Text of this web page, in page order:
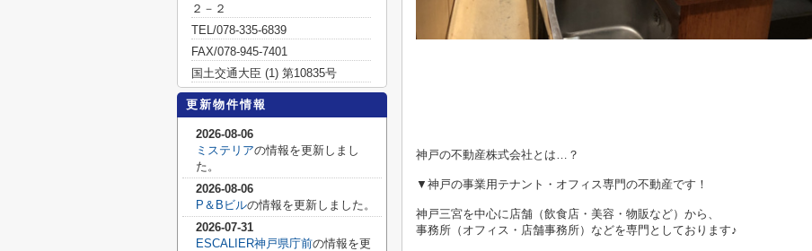
神戸の不動産株式会社とは…？
▼神戸の事業用テナント・オフィス専門の不動産です！
神戸三宮を中心に店舗（飲食店・美容・物販など）から、
事務所（オフィス・店舗事務所）などを専門としております♪
２－２
TEL/078-335-6839
FAX/078-945-7401
国土交通大臣 (1) 第10835号
更新物件情報
2026-08-06
ミステリアの情報を更新しまし
た。
2026-08-06
P＆Bビルの情報を更新しました。
2026-07-31
ESCALIER神戸県庁前の情報を更